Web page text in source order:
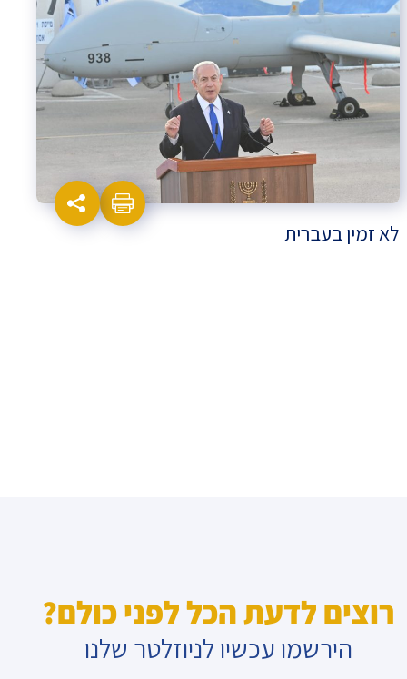
לא זמין בעברית
רוצים לדעת הכל לפני כולם?
הירשמו עכשיו לניוזלטר שלנו